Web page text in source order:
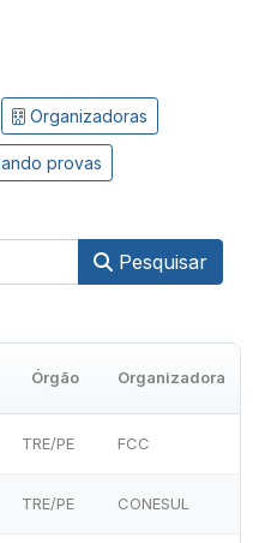
Organizadoras
provas
Pesquisar
Órgão Organizadora
TRE/PE FCC
TRE/PE CONESUL